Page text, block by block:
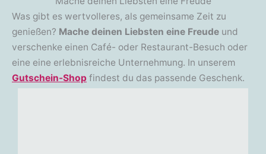
Was gibt es wertvolleres, als gemeinsame Zeit zu
genießen? Mache deinen Liebsten eine Freude und
verschenke einen Café- oder Restaurant-Besuch oder
eine eine erlebnisreiche Unternehmung. In unserem
Gutschein-Shop findest du das passende Geschenk.